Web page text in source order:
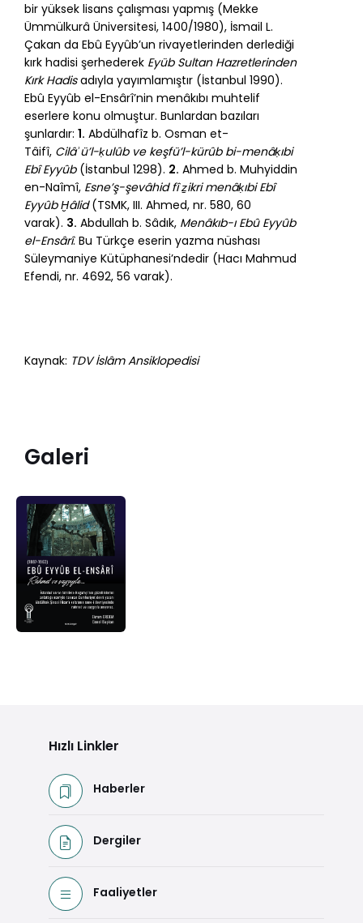
bir yüksek lisans çalışması yapmış (Mekke
Ümmülkurâ Üniversitesi, 1400/1980), İsmail L.
Çakan da Ebû Eyyûb’un rivayetlerinden derlediği
kırk hadisi şerhederek Eyüb Sultan Hazretlerinden
Kırk Hadisadıyla yayımlamıştır (İstanbul 1990).
Ebû Eyyûb el-Ensârî’nin menâkıbı muhtelif
eserlere konu olmuştur. Bunlardan bazıları
şunlardır: 1. Abdülhafîz b. Osman et-
Tâifî, Cilâʾü’l-ḳulûb ve keşfü’l-kürûb bi-menâḳıbi
Ebî Eyyûb(İstanbul 1298). 2. Ahmed b. Muhyiddin
en-Naîmî, Esne’ş-şevâhid fî ẕikri menâḳıbi Ebî
Eyyûb Ḫâlid(TSMK, III. Ahmed, nr. 580, 60
varak). 3. Abdullah b. Sâdık, Menâkıb-ı Ebû Eyyûb
el-Ensârî. Bu Türkçe eserin yazma nüshası
Süleymaniye Kütüphanesi’ndedir (Hacı Mahmud
Efendi, nr. 4692, 56 varak).
Kaynak: TDV İslâm Ansiklopedisi
Galeri
Hızlı Linkler
Haberler
Dergiler
Faaliyetler